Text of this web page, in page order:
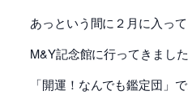
あっという間に２月に入って
M&Y記念館に行ってきました
「開運！なんでも鑑定団」